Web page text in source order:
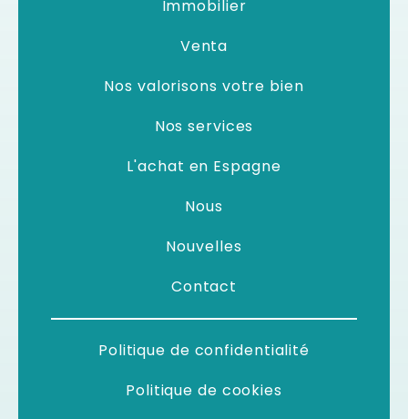
Immobilier
Venta
Nos valorisons votre bien
Nos services
L'achat en Espagne
Nous
Nouvelles
Contact
Politique de confidentialité
Politique de cookies